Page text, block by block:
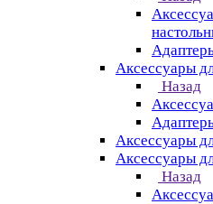
Аксессуары
Назад
Аксессуары
Аксессуары
Назад